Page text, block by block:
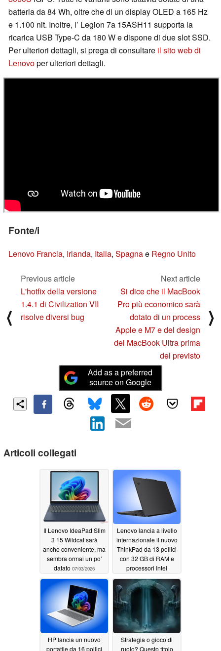
batteria da 84 Wh, oltre che di un display OLED a 165 Hz
e 1.100 nit. Inoltre, l’ Legion 7a 15ASH11 supporta la
ricarica USB Type-C da 180 W e dispone di due slot SSD.
Per ulteriori dettagli, si prega di consultare il sito web di
Lenovoper ulteriori dettagli.
Fonte/i
Lenovo Francia, Irlanda, Italia, Spagnae Regno Unito
⟨
Previous article
L'hotfix della versione
1.4.1 di Civilization VII
risolve diversi bug
Next article
Si dice che il MacBook
Pro più economico sarà
dotato di un process
Apple e M7 e del design
del MacBook Ultra prima
del previsto
⟩
Add as a preferred
source on Google
Articoli collegati
Il Lenovo IdeaPad Slim
3 15 Wildcat sarà
anche conveniente, ma
sembra ormai un po’
datato 07/03/2026
Lenovo lancia a livello
internazionale il nuovo
ThinkPad da 13 pollici
con 32 GB di RAM e
processori Intel
Panther Lake07/03/2026
HP lancia un nuovo
portatile da 16 pollici
Strategia o gioco di
ruolo? Questo titolo